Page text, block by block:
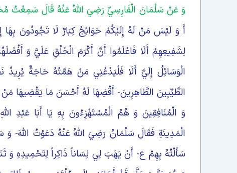
وَ عَنْ سَلْمَانَ الْفَارِسِيِّ رَضِيَ اللَّهُ عَنْهُ قَالَ‏ سَمِعْتُ
أَ وَ لَيْسَ مَنْ لَهُ إِلَيْكُمْ حَوَائِجُ كِبَارٌ لَا تَجُودُونَ
لِشَفِيعِهِمْ أَلَا فَاعْلَمُوا أَنَّ أَكْرَمَ الْخَلْقِ عَلَيَّ وَ
الْوَسَائِلُ إِلَيَّ أَلَا فَلْيَدْعُنِي مَنْ هَمَّتْهُ حَاجَةٌ
الطَّيِّبِينَ الطَّاهِرِينَ- أَقْضِهَا لَهُ أَحْسَنَ مَا يَقْضِيهَا
وَ الْمُنَافِقِينَ وَ هُمُ الْمُسْتَهْزِءُونَ بِهِ يَا أَبَا عَبْدِ
الْمَدِينَةِ فَقَالَ سَلْمَانُ رَضِيَ اللَّهُ عَنْهُ دَعَوْتُ اللَّهَ-
سَأَلْتُهُ بِهِمْ ع- أَنْ يَهَبَ لِي لِسَاناً ذَاكِراً لِتَحْمِيدِهِ وَ